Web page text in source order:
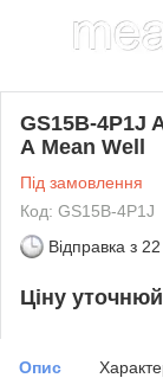
GS15B-4P1J
А Mean Well
Під замовлення
Код: GS15B-4P1J
Відправка з
Ціну
Опис